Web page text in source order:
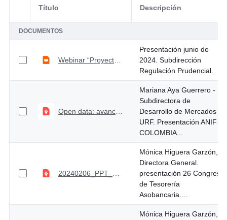
Selección del elemento
Título Descripción
DOCUMENTOS
Webinar “Proyecto de decreto: Categorías Cooperativas de Ahorro y Crédito”
Presentación junio de
2024. Subdirección
Regulación Prudencial.
Open data: avances y desafíos de la regulación
Mariana Aya Guerrero -
Subdirectora de
Desarrollo de Mercados -
URF. Presentación ANIF -
COLOMBIA...
Mónica Higuera Garzón,
Directora General.
presentación 26 Congreso
de Tesorería
Asobancaria....
Mónica Higuera Garzón,